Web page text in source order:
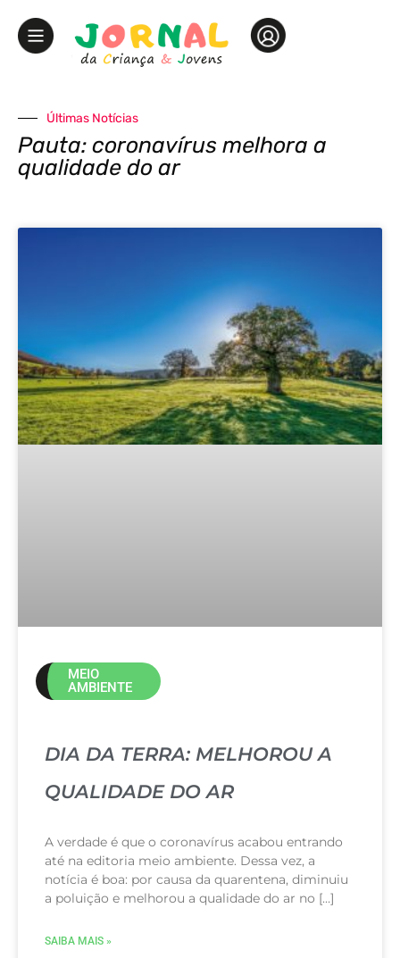
Últimas Notícias
Pauta: coronavírus melhora a
qualidade do ar
MEIO
AMBIENTE
DIA DA TERRA: MELHOROU A
QUALIDADE DO AR
A verdade é que o coronavírus acabou entrando
até na editoria meio ambiente. Dessa vez, a
notícia é boa: por causa da quarentena, diminuiu
a poluição e melhorou a qualidade do ar no […]
SAIBA MAIS »